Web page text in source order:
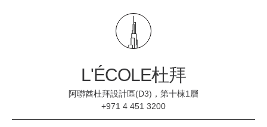
L'ÉCOLE杜拜
阿聯酋杜拜設計區(D3)，第十棟1層
+971 4 451 3200